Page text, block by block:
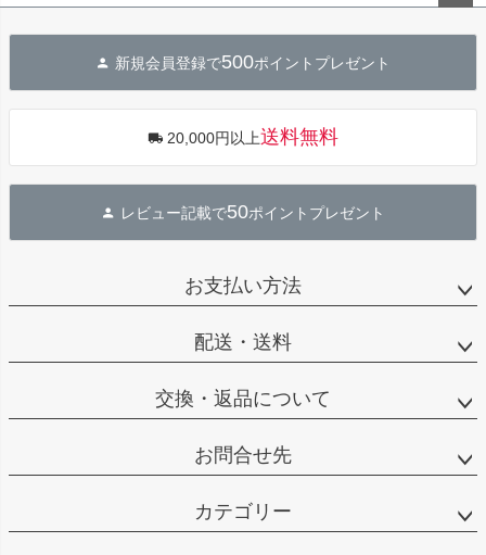
へ
新規会員登録で500ポイントプレゼント
20,000円以上送料無料
レビュー記載で50ポイントプレゼント
お支払い方法
配送・送料
交換・返品について
お問合せ先
カテゴリー